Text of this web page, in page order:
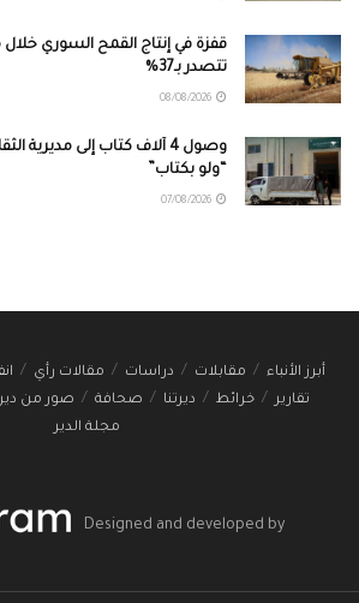
تتصدر بـ37%
وصول 4 آلاف كتاب إلى
“ولو بكتاب”
أبرز الأنباء مقابلات دراسات مقالات رأي
تقارير
خرائط ديرتنا صحافة صور من
مجلة الدير
Designed and developed by